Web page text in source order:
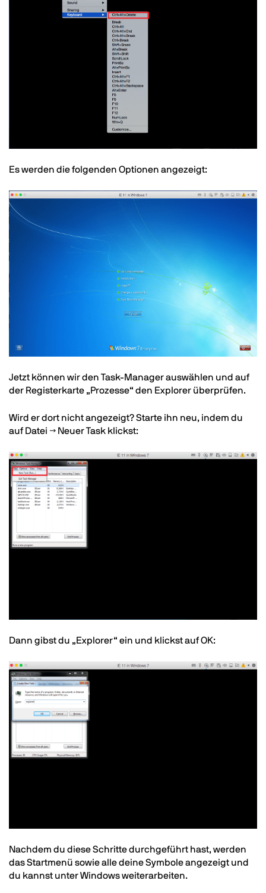
Text
Es werden die folgenden Optionen angezeigt:
Image
Text
Jetzt können wir den Task-Manager auswählen und auf
der Registerkarte „Prozesse“ den Explorer überprüfen.
Wird er dort nicht angezeigt? Starte ihn neu, indem du
auf Datei → Neuer Task klickst:
Image
Text
Dann gibst du „Explorer“ ein und klickst auf OK:
Image
Text
Nachdem du diese Schritte durchgeführt hast, werden
das Startmenü sowie alle deine Symbole angezeigt und
du kannst unter Windows weiterarbeiten.